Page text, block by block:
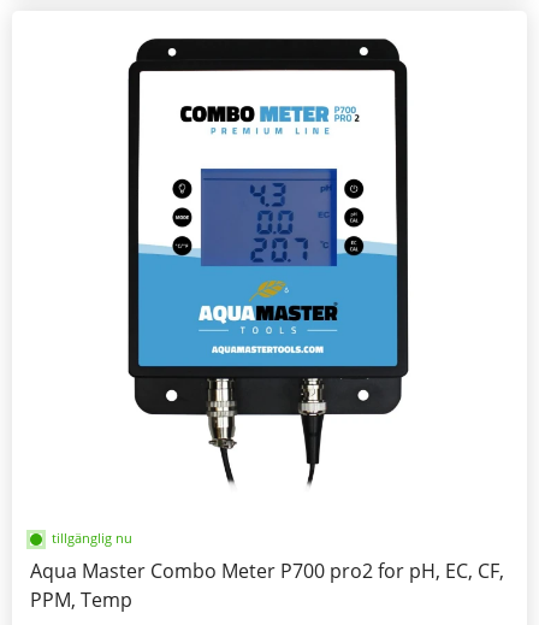
tillgänglig nu
Aqua Master Combo Meter P700 pro2 for pH, EC, CF,
PPM, Temp